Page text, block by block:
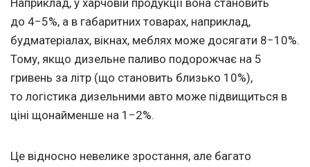
Наприклад, у харчовій продукції вона становить
до 4−5%, а в габаритних товарах, наприклад,
будматеріалах, вікнах, меблях може досягати 8−10%.
Тому, якщо дизельне паливо подорожчає на 5
гривень за літр (що становить близько 10%),
то логістика дизельними авто може підвищиться в
ціні щонайменше на 1−2%.
Це відносно невелике зростання, але багато